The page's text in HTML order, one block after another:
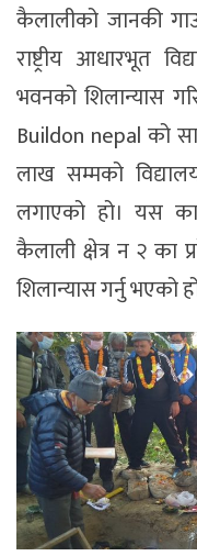
कैलालीको जानकी
राष्ट्रीय आधारभूत
भवनको शिलान्यास
Buildon nepal को
लाख सम्मको
लगाएको हो। यस
कैलाली क्षेत्र न २ का
शिलान्यास गर्नु भएको